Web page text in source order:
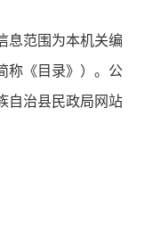
范围为本机关编
称《目录》）。公
自治县民政局网站